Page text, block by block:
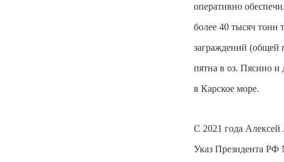
оперативно
более 40 тысяч тонн
заграждений (общей
пятна в оз. Пясино и
в Карское море.
С 2021 года
Указ Президента РФ